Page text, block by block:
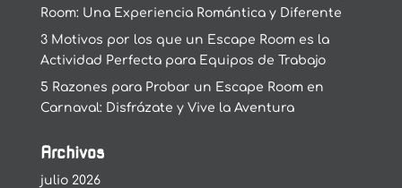
Room: Una Experiencia Romántica y Diferente
3 Motivos por los que un Escape Room es la
Actividad Perfecta para Equipos de Trabajo
5 Razones para Probar un Escape Room en
Carnaval: Disfrázate y Vive la Aventura
Archivos
julio 2026